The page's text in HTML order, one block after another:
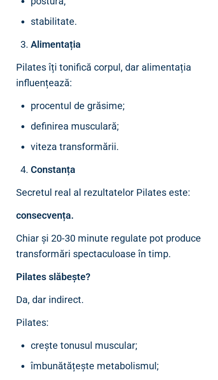
stabilitate.
Alimentația
Pilates îți tonifică corpul, dar alimentația
influențează:
procentul de grăsime;
definirea musculară;
viteza transformării.
Constanța
Secretul real al rezultatelor Pilates este:
consecvența.
Chiar și 20-30 minute regulate pot produce
transformări spectaculoase în timp.
Pilates slăbește?
Da, dar indirect.
Pilates:
crește tonusul muscular;
îmbunătățește metabolismul;